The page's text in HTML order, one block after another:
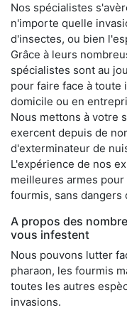
Nos spécialistes
n'importe quelle
d'insectes, ou bien
Grâce à leurs
spécialistes sont au
pour faire face à toute
domicile ou en
Nous mettons à votre
exercent depuis de
d'exterminateur de
L'expérience de nos
meilleures armes
fourmis, sans
A propos des
vous infestent
Nous pouvons lutter
pharaon, les fourmis
toutes les autres
invasions.